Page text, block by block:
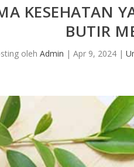
KESEHATAN
BUTIR
olehAdmin |Apr 9, 2024 |